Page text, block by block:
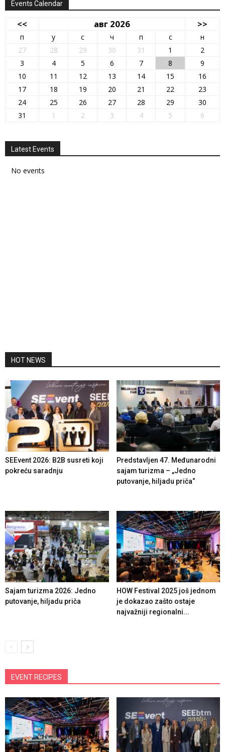
Events Calendar
<< авг 2026 >>
п у с ч п с
н
27
28 29 30 31 1
2
3
4 5 6 7 8
9
10
11 12 13 14 15
16
17
18 19 20 21 22
23
24
25 26 27 28 29
30
31
1 2 3 4 5 6
Latest Events
No events
HOT NEWS
SEEvent 2026: B2B susreti koji
pokreću saradnju
Predstavljen 47. Međunarodni
sajam turizma – „Jedno
putovanje, hiljadu priča“
Sajam turizma 2026: Jedno
putovanje, hiljadu priča
HOW Festival 2025 još jednom
je dokazao zašto ostaje
najvažniji regionalni...
EVENT RECIPES